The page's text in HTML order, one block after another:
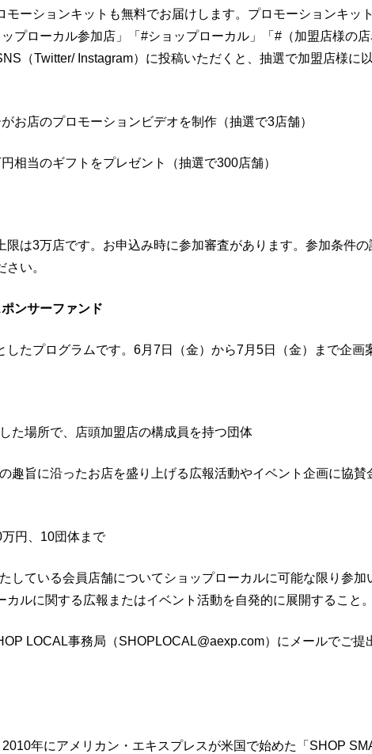
モーションキットも無料でお届けします。プロモーションキッ
プローカル参加店」「#ショップローカル」「#（加盟店様の店
（Twitter/ Instagram）に投稿いただくと、抽選で加盟店様に
お店のプロモーションビデオを制作（抽選で3店舗）
相当のギフトをプレゼント（抽選で300店舗）
は3万店です。お申込み時に参加審査があります。参加条件の
い。
ンサーファンド
したプログラムです。6月7日（金）から7月5日（金）まで企画
た場所で、店頭加盟店の構成員を持つ団体
趣旨に沿ったお店を盛り上げる広報活動やイベント企画に協賛
円、10団体まで
している会員店舗についてショップローカルに可能な限り参加
カルに関する広報またはイベント活動を自発的に展開すること。
LOCAL事務局（SHOPLOCAL@aexp.com）にメールでご提
年にアメリカン・エキスプレスが米国で始めた「SHOP